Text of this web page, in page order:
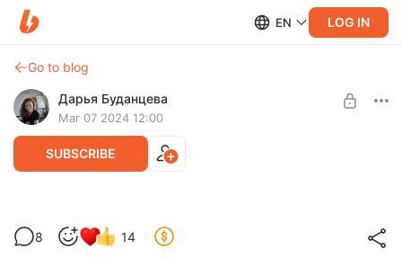
EN LOG IN
Go to blog
Дарья Буданцева
Mar 07 2024 12:00
SUBSCRIBE
(58 мин) Продолжаю рассказывать о
том, как я планирую«Медиаторов»
Level required:
8 14